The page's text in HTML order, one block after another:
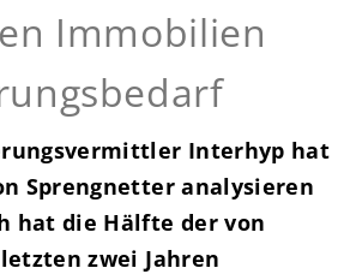
Immobilien
Interhyp hat
Sprengnetter analysieren
hat die Hälfte der von
zwei Jahren